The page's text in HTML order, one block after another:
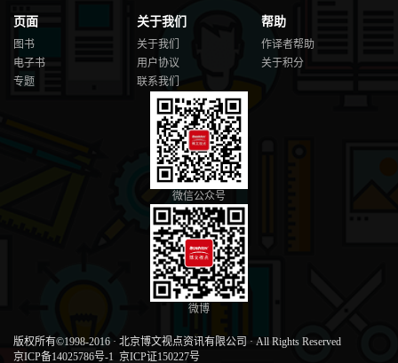
页面
图书
电子书
专题
关于我们
关于我们
用户协议
联系我们
帮助
作译者帮助
关于积分
微信公众号
微博
版权所有©1998-2016 · 北京博文视点资讯有限公司 · All Rights Reserved
京ICP备14025786号-1 京ICP证150227号